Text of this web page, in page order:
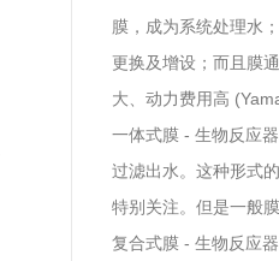
膜，成为系统处理水
更换及增设；而且膜
大、动力费用高
一体式膜 - 生物反应
过滤出水。这种形式
特别关注。但是一般
复合式膜 - 生物反应